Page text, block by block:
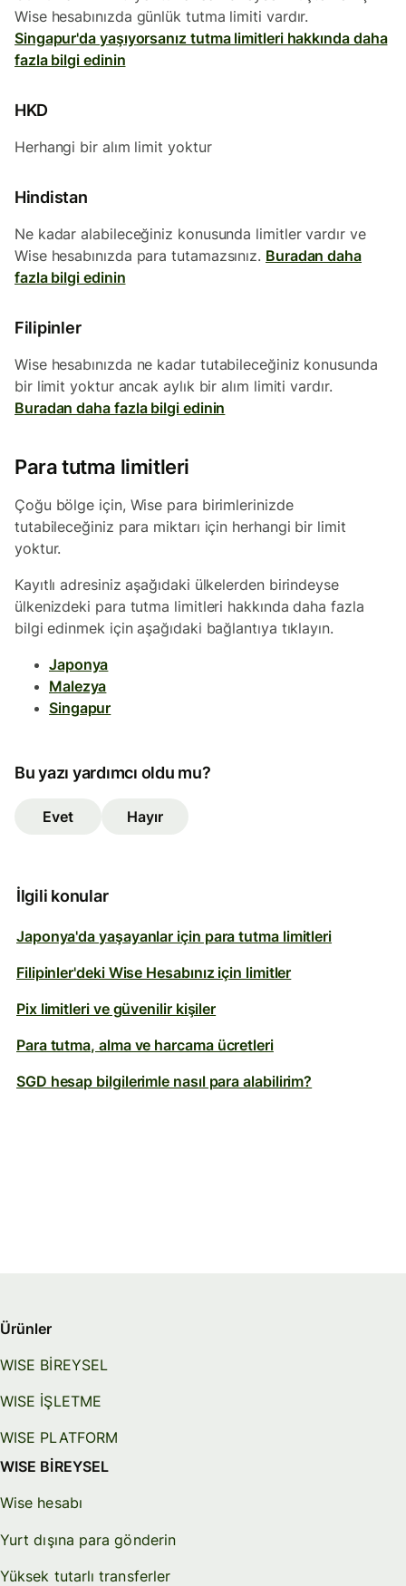
Wise hesabınızda günlük tutma limiti vardır.
Singapur'da yaşıyorsanız tutma limitleri hakkında daha
fazla bilgi edinin
HKD
Herhangi bir alım limit yoktur
Hindistan
Ne kadar alabileceğiniz konusunda limitler vardır ve
Wise hesabınızda para tutamazsınız. Buradan daha
fazla bilgi edinin
Filipinler
Wise hesabınızda ne kadar tutabileceğiniz konusunda
bir limit yoktur ancak aylık bir alım limiti vardır.
Buradan daha fazla bilgi edinin
Para tutma limitleri
Çoğu bölge için, Wise para birimlerinizde
tutabileceğiniz para miktarı için herhangi bir limit
yoktur.
Kayıtlı adresiniz aşağıdaki ülkelerden birindeyse
ülkenizdeki para tutma limitleri hakkında daha fazla
bilgi edinmek için aşağıdaki bağlantıya tıklayın.
Japonya
Malezya
Singapur
Bu yazı yardımcı oldu mu?
Evet Hayır
İlgili konular
Japonya'da yaşayanlar için para tutma limitleri
Filipinler'deki Wise Hesabınız için limitler
Pix limitleri ve güvenilir kişiler
Para tutma, alma ve harcama ücretleri
SGD hesap bilgilerimle nasıl para alabilirim?
Ürünler
WISE BİREYSEL
WISE İŞLETME
WISE PLATFORM
WISE BİREYSEL
Wise hesabı
Yurt dışına para gönderin
Yüksek tutarlı transferler